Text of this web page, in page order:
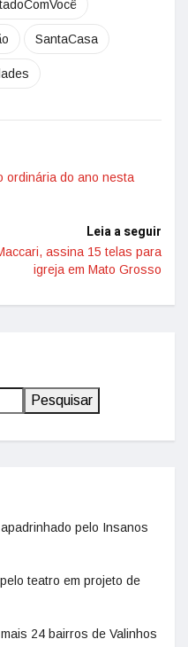
SantaCasa
ordinária do ano nesta
Leia a seguir
assina 15 telas para
igreja em Mato Grosso
Pesquisar
pelo Insanos
teatro em projeto de
24 bairros de Valinhos